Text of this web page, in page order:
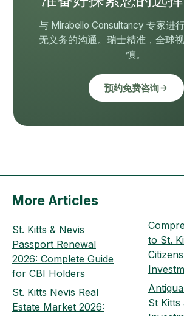
与 Mirabello Consultancy 专家进
无义务的沟通。瑞士精准，全球
慎。
预约免费咨询
More Articles
St. Kitts & Nevis
Passport Renewal
2026: Complete Guide
for CBI Holders
St. Kitts Nevis Real
Estate Market 2026:
to St.
St Kitts